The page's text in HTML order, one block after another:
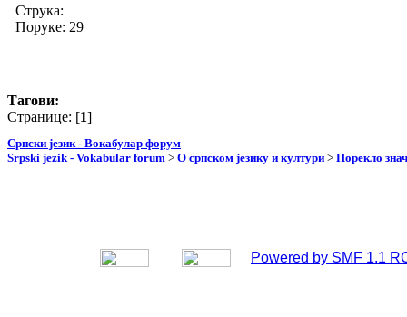
Струка:
Поруке: 29
Тагови:
Странице: [1]
Српски језик - Вокабулар форум
Srpski jezik - Vokabular forum > О српском језику и култури > Порекло
Powered by SMF 1.1